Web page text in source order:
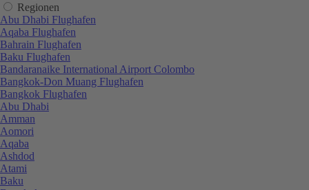
Regionen
Abu Dhabi Flughafen
Aqaba Flughafen
Bahrain Flughafen
Baku Flughafen
Bandaranaike International Airport Colombo
Bangkok-Don Muang Flughafen
Bangkok Flughafen
Abu Dhabi
Amman
Aomori
Aqaba
Ashdod
Atami
Baku